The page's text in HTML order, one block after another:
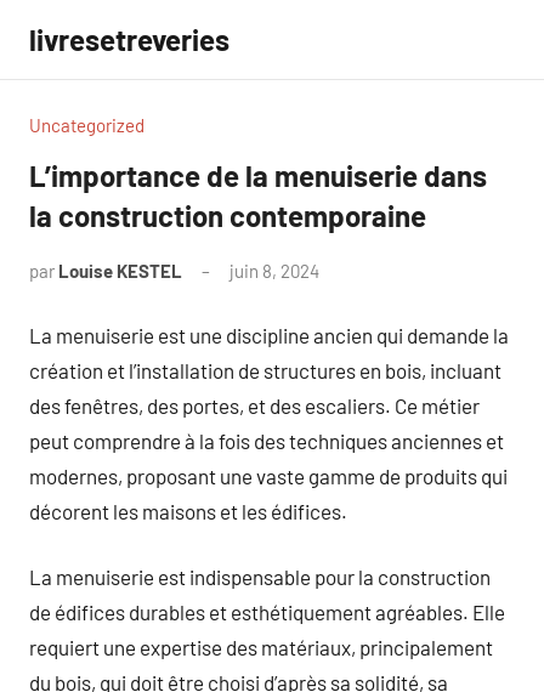
contenu
livresetreveries
Uncategorized
L’importance de la menuiserie dans
la construction contemporaine
par Louise KESTEL juin 8, 2024
La menuiserie est une discipline ancien qui demande la
création et l’installation de structures en bois, incluant
des fenêtres, des portes, et des escaliers. Ce métier
peut comprendre à la fois des techniques anciennes et
modernes, proposant une vaste gamme de produits qui
décorent les maisons et les édifices.
La menuiserie est indispensable pour la construction
de édifices durables et esthétiquement agréables. Elle
requiert une expertise des matériaux, principalement
du bois, qui doit être choisi d’après sa solidité, sa